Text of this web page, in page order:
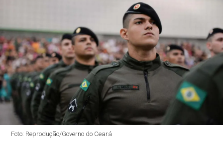
Foto: Reprodução/Governo do Ceará